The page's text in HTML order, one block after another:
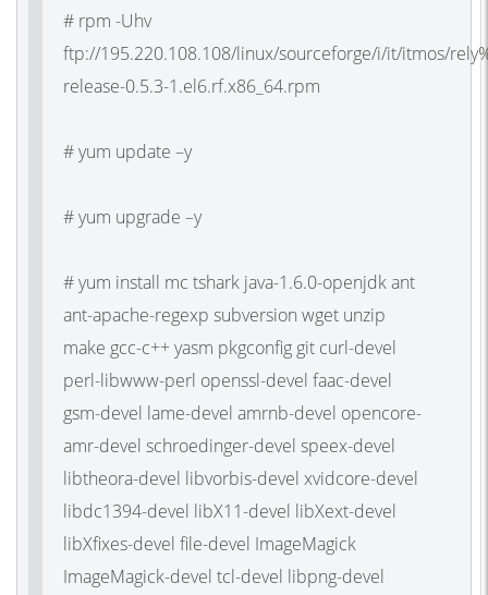
# rpm -Uhv
ftp://195.220.108.108/linux/sourceforge/i/it/itmos/
release-0.5.3-1.el6.rf.x86_64.rpm
# yum update –y
# yum upgrade –y
# yum install mc tshark java-1.6.0-openjdk ant
ant-apache-regexp subversion wget unzip
make gcc-c++ yasm pkgconfig git curl-devel
perl-libwww-perl openssl-devel faac-devel
gsm-devel lame-devel amrnb-devel opencore-
amr-devel schroedinger-devel speex-devel
libtheora-devel libvorbis-devel xvidcore-devel
libdc1394-devel libX11-devel libXext-devel
libXfixes-devel file-devel ImageMagick
ImageMagick-devel tcl-devel libpng-devel